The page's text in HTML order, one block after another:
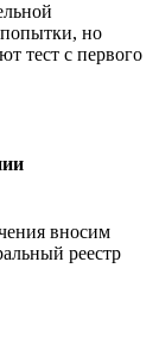
попытки, но
тест с первого
вносим
реестр